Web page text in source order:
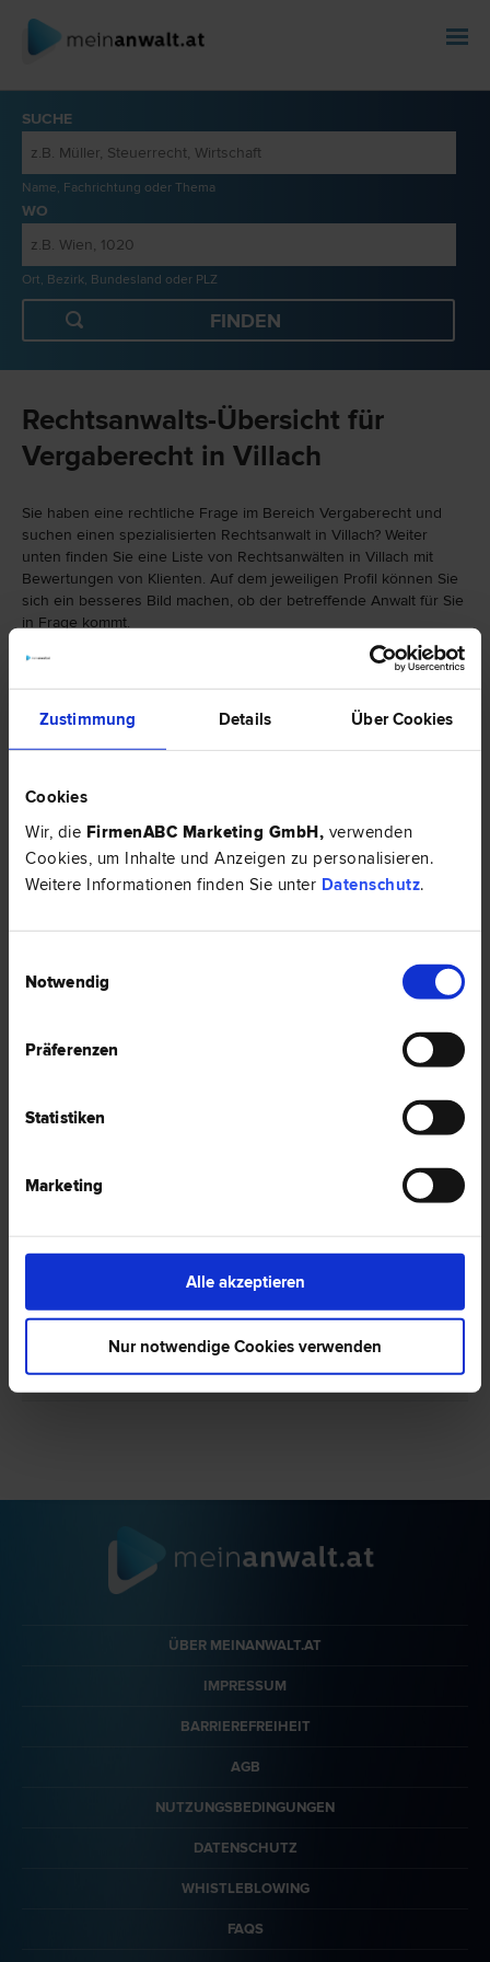
Zustimmung Details Über Cookies
Cookies
Wir, die FirmenABC Marketing GmbH, verwenden
Cookies, um Inhalte und Anzeigen zu personalisieren.
Weitere Informationen finden Sie unter Datenschutz.
Notwendig
Präferenzen
Statistiken
Marketing
Alle akzeptieren
Nur notwendige Cookies verwenden
SUCHE
Name, Fachrichtung oder Thema
WO
Ort, Bezirk, Bundesland oder PLZ
Rechtsanwalts-Übersicht für
Vergaberecht in Villach
Sie haben eine rechtliche Frage im Bereich Vergaberecht und
suchen einen spezialisierten Rechtsanwalt in Villach? Weiter
unten finden Sie eine Liste von Rechtsanwälten in Villach mit
Bewertungen von Klienten. Auf dem jeweiligen Profil können Sie
sich ein besseres Bild machen, ob der betreffende Anwalt für Sie
in Frage kommt.
Falls Sie einen Rechtsanwalt in Villach mit einer anderen
Spezialisierung als Vergaberecht suchen, finden Sie hier eine
weitere Auswahl von Rechtsbereichen:
Vergaberecht in Villach
Dr. Helmut BINDER
1 Bewertung
ÜBER MEINANWALT.AT
IMPRESSUM
BARRIEREFREIHEIT
AGB
NUTZUNGSBEDINGUNGEN
DATENSCHUTZ
WHISTLEBLOWING
FAQS